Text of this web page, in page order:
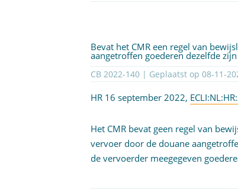
Bevat het CMR een regel van
aangetroffen goederen dezelfde
CB 2022-140 | Geplaatst op08-11-
HR 16 september 2022,
Het CMR bevat geen regel van
vervoer door de douane
de vervoerder meegegeven